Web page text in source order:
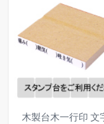
木製台木一行印 文